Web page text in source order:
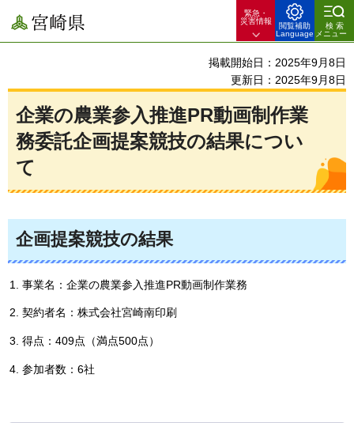
宮崎県
緊急・
災害情報
閲覧補助
Language
検索
メニュー
掲載開始日：2025年9月8日
更新日：2025年9月8日
企業の農業参入推進PR動画制作業
務委託企画提案競技の結果につい
て
企画提案競技の結果
事業名：企業の農業参入推進PR動画制作業務
契約者名：株式会社宮崎南印刷
得点：409点（満点500点）
参加者数：6社